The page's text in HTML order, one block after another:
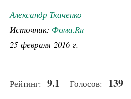
Александр Ткаченко
Источник: Фома.Ru
25 февраля 2016 г.
Рейтинг: 9.1 Голосов: 139